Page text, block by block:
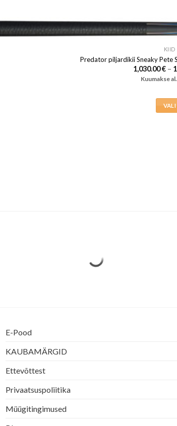
KIID
Predator piljardikii Sneaky Pete
1,030.00€ –
Kuumakse
VALI
E-Pood
KAUBAMÄRGID
Ettevõttest
Privaatsuspoliitika
Müügitingimused